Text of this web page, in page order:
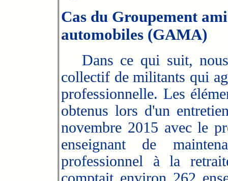
Cas du Groupement
automobiles (GAMA)
Dans ce qui suit, nous
collectif de militants qui
professionnelle. Les
obtenus lors d'un
novembre 2015 avec le
enseignant de
professionnel à la